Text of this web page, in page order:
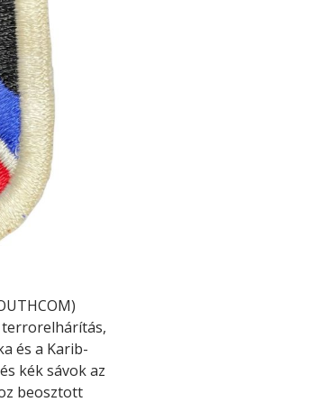
terrorelhárítás,
és a Karib-
kék sávok az
beosztott